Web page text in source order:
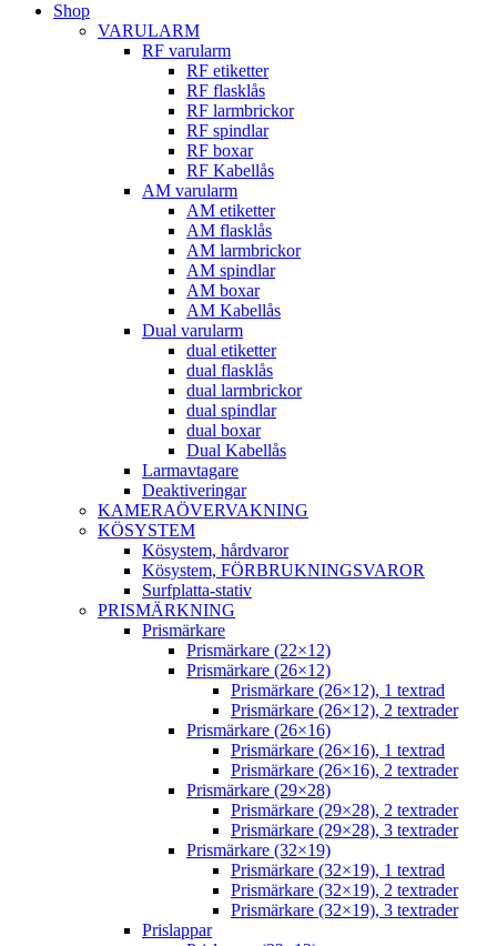
Shop
VARULARM
RF varularm
RF etiketter
RF flasklås
RF larmbrickor
RF spindlar
RF boxar
RF Kabellås
AM varularm
AM etiketter
AM flasklås
AM larmbrickor
AM spindlar
AM boxar
AM Kabellås
Dual varularm
dual etiketter
dual flasklås
dual larmbrickor
dual spindlar
dual boxar
Dual Kabellås
Larmavtagare
Deaktiveringar
KAMERAÖVERVAKNING
KÖSYSTEM
Kösystem, hårdvaror
Kösystem, FÖRBRUKNINGSVAROR
Surfplatta-stativ
PRISMÄRKNING
Prismärkare
Prismärkare (22×12)
Prismärkare (26×12)
Prismärkare (26×12), 1 textrad
Prismärkare (26×12), 2 textrader
Prismärkare (26×16)
Prismärkare (26×16), 1 textrad
Prismärkare (26×16), 2 textrader
Prismärkare (29×28)
Prismärkare (29×28), 2 textrader
Prismärkare (29×28), 3 textrader
Prismärkare (32×19)
Prismärkare (32×19), 1 textrad
Prismärkare (32×19), 2 textrader
Prismärkare (32×19), 3 textrader
Prislappar